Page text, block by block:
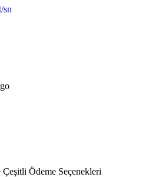
sn
Ödeme Seçenekleri